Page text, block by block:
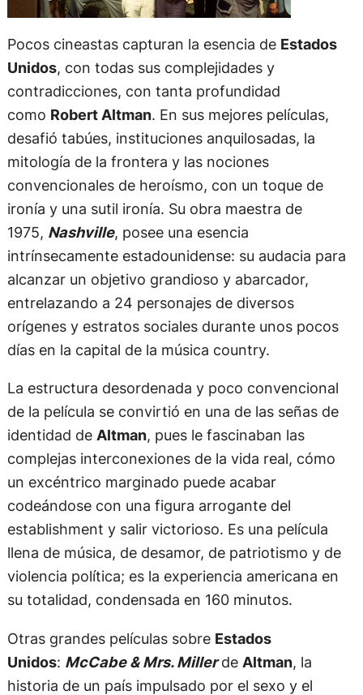
Pocos cineastas capturan la esencia de Estados
Unidos, con todas sus complejidades y
contradicciones, con tanta profundidad
como Robert Altman. En sus mejores películas,
desafió tabúes, instituciones anquilosadas, la
mitología de la frontera y las nociones
convencionales de heroísmo, con un toque de
ironía y una sutil ironía. Su obra maestra de
1975, Nashville, posee una esencia
intrínsecamente estadounidense: su audacia para
alcanzar un objetivo grandioso y abarcador,
entrelazando a 24 personajes de diversos
orígenes y estratos sociales durante unos pocos
días en la capital de la música country.
La estructura desordenada y poco convencional
de la película se convirtió en una de las señas de
identidad de Altman, pues le fascinaban las
complejas interconexiones de la vida real, cómo
un excéntrico marginado puede acabar
codeándose con una figura arrogante del
establishment y salir victorioso. Es una película
llena de música, de desamor, de patriotismo y de
violencia política; es la experiencia americana en
su totalidad, condensada en 160 minutos.
Otras grandes películas sobre Estados
Unidos: McCabe & Mrs. Millerde Altman, la
historia de un país impulsado por el sexo y el